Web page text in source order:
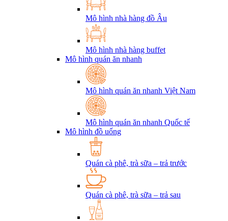
Mô hình nhà hàng đồ Âu
Mô hình nhà hàng buffet
Mô hình quán ăn nhanh
Mô hình quán ăn nhanh Việt Nam
Mô hình quán ăn nhanh Quốc tế
Mô hình đồ uống
Quán cà phê, trà sữa – trả trước
Quán cà phê, trà sữa – trả sau